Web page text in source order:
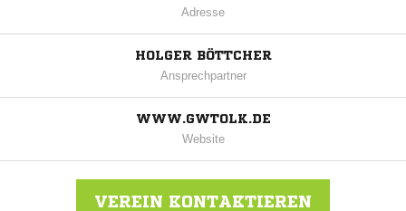
Adresse
HOLGER BÖTTCHER
Ansprechpartner
WWW.GWTOLK.DE
Website
VEREIN KONTAKTIEREN